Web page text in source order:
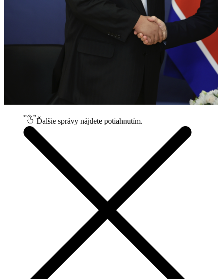
Ďalšie správy nájdete potiahnutím.